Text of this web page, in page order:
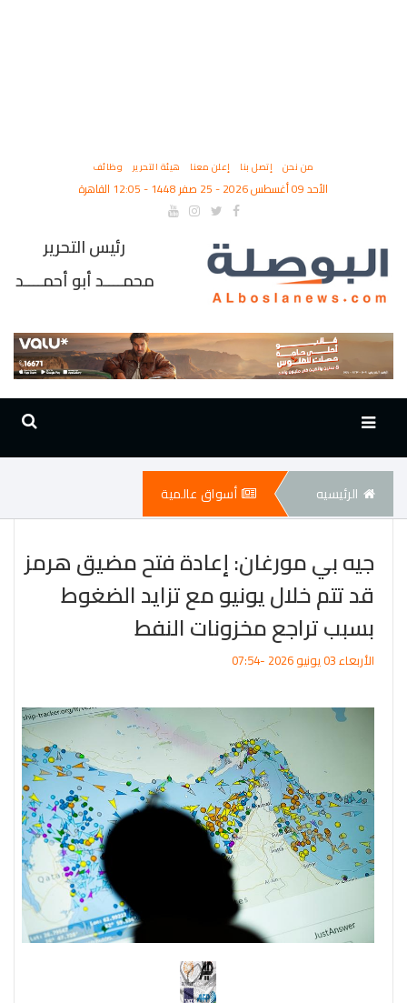
من نحن إتصل بنا إعلن معنا هيئة التحرير وظائف
الأحد 09 أغسطس 2026 - 25 صفر 1448 - 12:05 القاهرة
رئيس التحرير
محمــــد أبو أحمــــد
الرئيسيه أسواق عالمية
جيه بي مورغان: إعادة فتح مضيق هرمز
قد تتم خلال يونيو مع تزايد الضغوط
بسبب تراجع مخزونات النفط
الأربعاء 03 يونيو 2026 -07:54